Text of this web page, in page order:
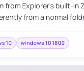
from Explorer's built-in
from a normal
10 windows 10 1809